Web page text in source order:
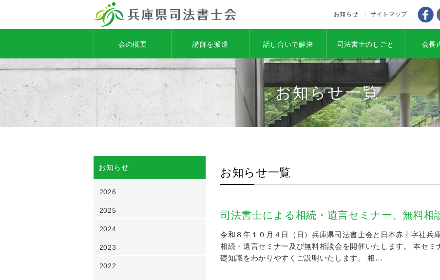
お知らせ サイトマップ
会の概要 講師を派遣 話し合いで解決 司法書士のしごと 会長
お知らせ一覧
お知らせ一覧
司法書士による相続・遺言セミナー、無料相
令和８年１０月４日（日）兵庫県司法書士会と日本赤十字社兵
相続・遺言セミナー及び無料相談会を開催いたします。 本セミ
礎知識をわかりやすくご説明いたします。 相…
お知らせ
2026
2025
2024
2023
2022